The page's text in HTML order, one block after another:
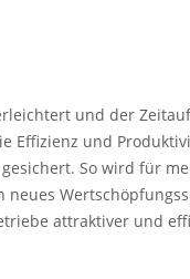
und der
Effizienz und
So wird für
attraktiver und